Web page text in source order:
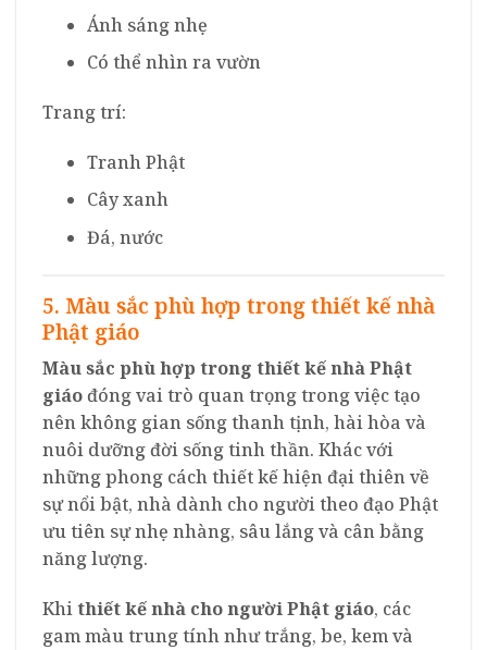
Ánh sáng nhẹ
Có thể nhìn ra vườn
Trang trí:
Tranh Phật
Cây xanh
Đá, nước
5. Màu sắc phù hợp trong thiết kế nhà
Phật giáo
Màu sắc phù hợp trong thiết kế nhà Phật
giáođóng vai trò quan trọng trong việc tạo
nên không gian sống thanh tịnh, hài hòa và
nuôi dưỡng đời sống tinh thần. Khác với
những phong cách thiết kế hiện đại thiên về
sự nổi bật, nhà dành cho người theo đạo Phật
ưu tiên sự nhẹ nhàng, sâu lắng và cân bằng
năng lượng.
Khithiết kế nhà cho người Phật giáo, các
gam màu trung tính như trắng, be, kem và